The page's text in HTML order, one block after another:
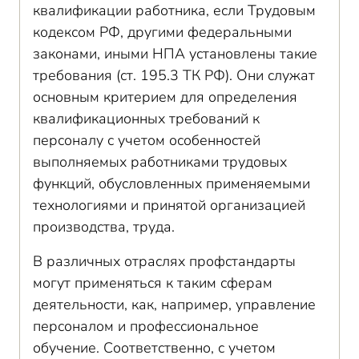
квалификации работника, если Трудовым
кодексом РФ, другими федеральными
законами, иными НПА установлены такие
требования (ст. 195.3 ТК РФ). Они служат
основным критерием для определения
квалификационных требований к
персоналу с учетом особенностей
выполняемых работниками трудовых
функций, обусловленных применяемыми
технологиями и принятой организацией
производства, труда.
В различных отраслях профстандарты
могут применяться к таким сферам
деятельности, как, например, управление
персоналом и профессиональное
обучение. Соответственно, с учетом